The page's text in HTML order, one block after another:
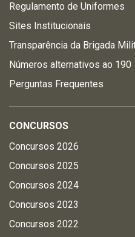
Regulamento de Uniformes
Sites Institucionais
Transparência da Brigada
Números alternativos ao 190
Perguntas Frequentes
CONCURSOS
Concursos 2026
Concursos 2025
Concursos 2024
Concursos 2023
Concursos 2022